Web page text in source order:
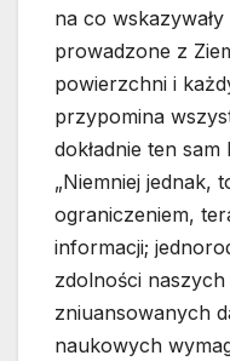
na co
prowadzone z
powierzchni i
przypomina
dokładnie ten
„Niemniej jednak,
ograniczeniem,
informacji;
zdolności
zniuansowanych
naukowych